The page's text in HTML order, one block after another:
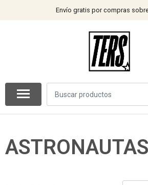
Envío gratis por compras
ASTRONAUTAS